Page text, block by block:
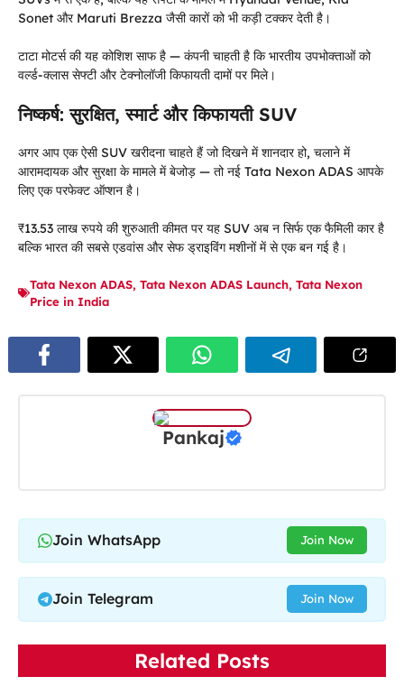
Sonet और Maruti Brezza जैसी कारों को भी कड़ी टक्कर देती है।
टाटा मोटर्स की यह कोशिश साफ है — कंपनी चाहती है कि भारतीय उपभोक्ताओं को
वर्ल्ड-क्लास सेफ्टी और टेक्नोलॉजी किफायती दामों पर मिले।
निष्कर्ष: सुरक्षित, स्मार्ट और किफायती SUV
अगर आप एक ऐसी SUV खरीदना चाहते हैं जो दिखने में शानदार हो, चलाने में
आरामदायक और सुरक्षा के मामले में बेजोड़ — तो नई Tata Nexon ADAS आपके
लिए एक परफेक्ट ऑप्शन है।
₹13.53 लाख रुपये की शुरुआती कीमत पर यह SUV अब न सिर्फ एक फैमिली कार है
बल्कि भारत की सबसे एडवांस और सेफ ड्राइविंग मशीनों में से एक बन गई है।
Tata Nexon ADAS, Tata Nexon ADAS Launch, Tata Nexon
Price in India
Pankaj
Join WhatsApp Join Now
Join Telegram Join Now
Related Posts